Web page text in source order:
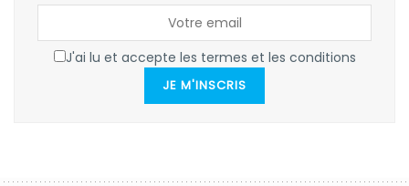
J'ai lu et accepte les termes et les conditions
JE M'INSCRIS